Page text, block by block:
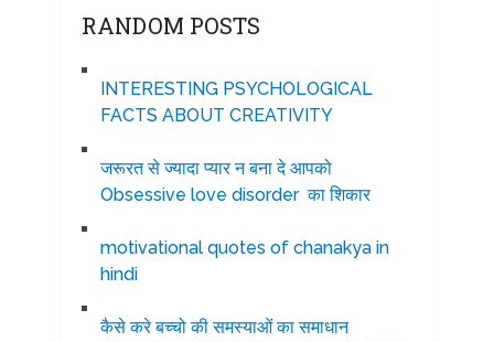
RANDOM POSTS
INTERESTING PSYCHOLOGICAL
FACTS ABOUT CREATIVITY
जरूरत से ज्यादा प्यार न बना दे आपको
Obsessive love disorder का शिकार
motivational quotes of chanakya in
hindi
कैसे करे बच्चो की समस्याओं का समाधान